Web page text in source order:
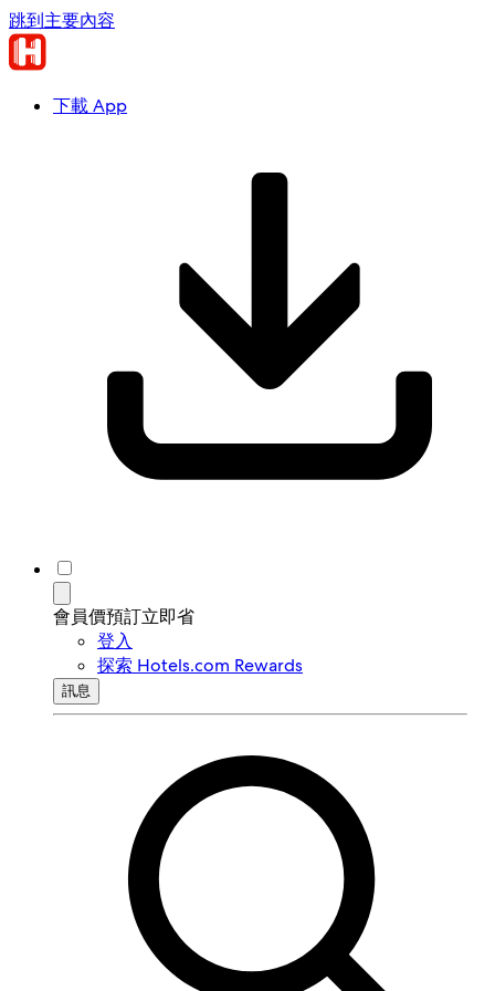
跳到主要內容
下載 App
會員價預訂立即省
登入
探索 Hotels.com Rewards
訊息